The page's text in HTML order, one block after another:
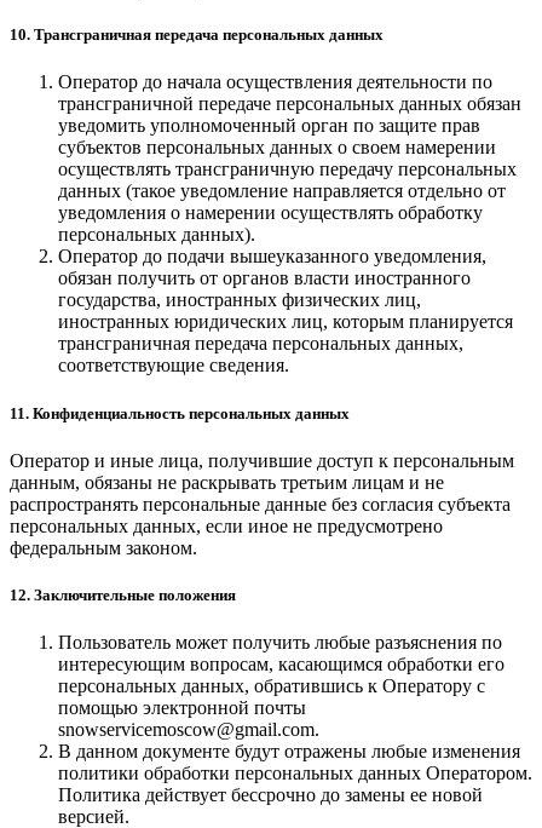
10. Трансграничная передача персональных данных
Оператор до начала осуществления деятельности по
трансграничной передаче персональных данных обязан
уведомить уполномоченный орган по защите прав
субъектов персональных данных о своем намерении
осуществлять трансграничную передачу персональных
данных (такое уведомление направляется отдельно от
уведомления о намерении осуществлять обработку
персональных данных).
Оператор до подачи вышеуказанного уведомления,
обязан получить от органов власти иностранного
государства, иностранных физических лиц,
иностранных юридических лиц, которым планируется
трансграничная передача персональных данных,
соответствующие сведения.
11. Конфиденциальность персональных данных
Оператор и иные лица, получившие доступ к персональным
данным, обязаны не раскрывать третьим лицам и не
распространять персональные данные без согласия субъекта
персональных данных, если иное не предусмотрено
федеральным законом.
12. Заключительные положения
Пользователь может получить любые разъяснения по
интересующим вопросам, касающимся обработки его
персональных данных, обратившись к Оператору с
помощью электронной почты
snowservicemoscow@gmail.com.
В данном документе будут отражены любые изменения
политики обработки персональных данных Оператором.
Политика действует бессрочно до замены ее новой
версией.